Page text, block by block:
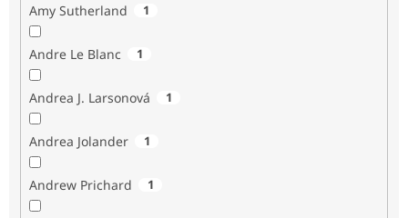
Amy Sutherland 1
Andre Le Blanc 1
Andrea J. Larsonová 1
Andrea Jolander 1
Andrew Prichard 1